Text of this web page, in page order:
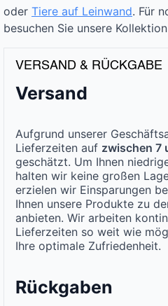
oder Tiere auf Leinwand. Für
besuchen Sie unsere Kollektion
VERSAND & RÜCKGABE
Versand
Aufgrund unserer
Lieferzeiten auf zwischen 7
geschätzt. Um Ihnen
halten wir keine großen
erzielen wir Einsparungen
Ihnen unsere Produkte zu
anbieten. Wir arbeiten
Lieferzeiten so weit wie
Ihre optimale Zufriedenheit.
Rückgaben